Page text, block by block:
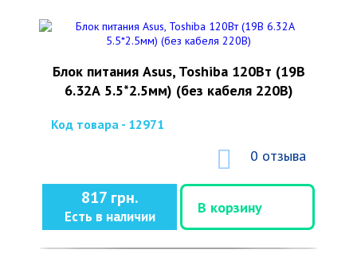
Блок питания Asus, Toshiba 120Вт (19В
6.32А 5.5*2.5мм) (без кабеля 220В)
Код товара - 12971
0 отзыва
817 грн.
Есть в наличии
В корзину